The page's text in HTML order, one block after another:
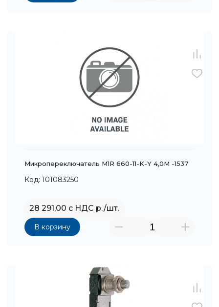
Микропереключатель M1R 660-11-K-Y 4,0M -1537
Код: 101083250
28 291,00 с НДС р./шт.
В корзину